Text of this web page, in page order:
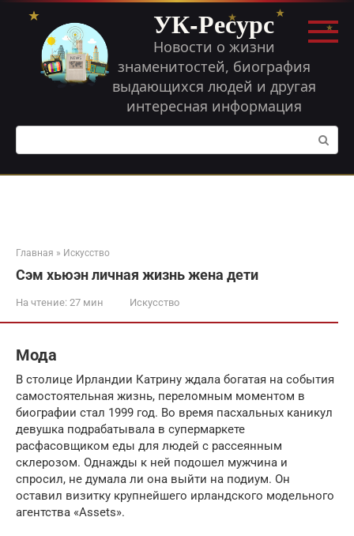
Перейти
контенту
УК-Ресурс
Новости о жизни
знаменитостей, биография
выдающихся людей и другая
интересная информация
Поиск:
Главная » Искусство
Сэм хьюэн личная жизнь жена дети
На чтение: 27 мин Искусство
Мода
В столице Ирландии Катрину ждала богатая на события
самостоятельная жизнь, переломным моментом в
биографии стал 1999 год. Во время пасхальных каникул
девушка подрабатывала в супермаркете
расфасовщиком еды для людей с рассеянным
склерозом. Однажды к ней подошел мужчина и
спросил, не думала ли она выйти на подиум. Он
оставил визитку крупнейшего ирландского модельного
агентства «Assets».